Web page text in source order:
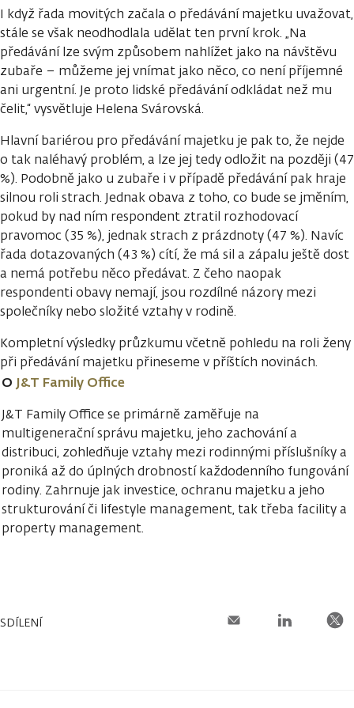
I když řada movitých začala o předávání majetku uvažovat,
stále se však neodhodlala udělat ten první krok. „Na
předávání lze svým způsobem nahlížet jako na návštěvu
zubaře – můžeme jej vnímat jako něco, co není příjemné
ani urgentní. Je proto lidské předávání odkládat než mu
čelit,“ vysvětluje Helena Svárovská.
Hlavní bariérou pro předávání majetku je pak to, že nejde
o tak naléhavý problém, a lze jej tedy odložit na později (47
%). Podobně jako u zubaře i v případě předávání pak hraje
silnou roli strach. Jednak obava z toho, co bude se jměním,
pokud by nad ním respondent ztratil rozhodovací
pravomoc (35 %), jednak strach z prázdnoty (47 %). Navíc
řada dotazovaných (43 %) cítí, že má sil a zápalu ještě dost
a nemá potřebu něco předávat. Z čeho naopak
respondenti obavy nemají, jsou rozdílné názory mezi
společníky nebo složité vztahy v rodině.
Kompletní výsledky průzkumu včetně pohledu na roli ženy
při předávání majetku přineseme v příštích novinách.
O J&T Family Office
J&T Family Office se primárně zaměřuje na
multigenerační správu majetku, jeho zachování a
distribuci, zohledňuje vztahy mezi rodinnými příslušníky a
proniká až do úplných drobností každodenního fungování
rodiny. Zahrnuje jak investice, ochranu majetku a jeho
strukturování či lifestyle management, tak třeba facility a
property management.
SDÍLENÍ